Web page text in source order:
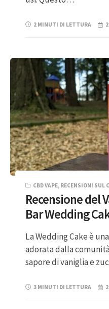
2 MINUTI DI LETTURA
CBD VAPE, RECENSIONI SUL
Recensione del
Bar Wedding
La Wedding Cake è
adorata dalla
sapore di vaniglia e
3 MINUTI DI LETTURA